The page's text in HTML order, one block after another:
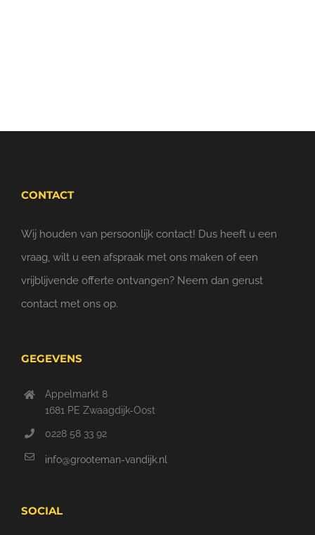
CONTACT
Wij houden van persoonlijk contact! Dus heeft u een
vraag, wilt u een afspraak met ons maken of een
vrijblijvende offerte ontvangen? Neem dan gerust
contact met ons op.
GEGEVENS
Appelmarkt 8
1681 PE Zwaagdijk-Oost
0228 58 33 92
info@grooteman-vandijk.nl
SOCIAL